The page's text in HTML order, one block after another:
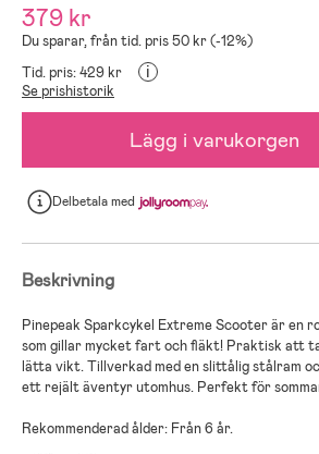
379 kr
Du sparar, från tid. pris 50 kr (-12%)
Tid. pris: 429 kr
i
Se prishistorik
Lägg i varukorgen
Delbetalamed
Beskrivning
Pinepeak Sparkcykel Extreme Scooter är en
som gillar mycket fart och fläkt! Praktisk att
lätta vikt. Tillverkad med en slittålig stålram
ett rejält äventyr utomhus. Perfekt för
Rekommenderad ålder: Från 6 år.